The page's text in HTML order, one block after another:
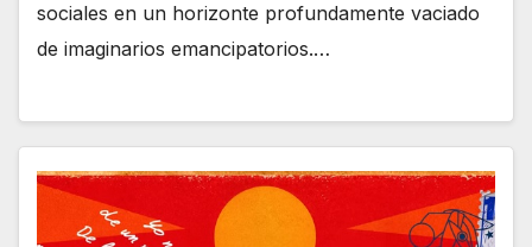
sociales en un horizonte profundamente vaciado
de imaginarios emancipatorios.…